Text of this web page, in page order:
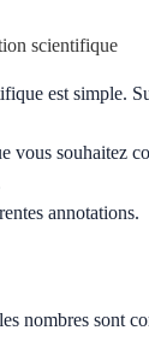
scientifique
est simple.
vous souhaitez
annotations.
nombres sont